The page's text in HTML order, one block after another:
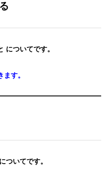
についてです。
す。
ついてです。